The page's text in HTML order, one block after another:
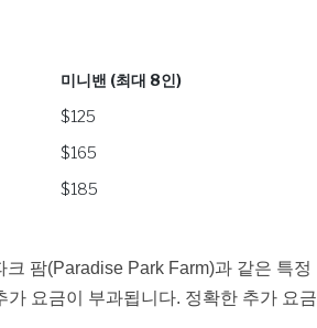
미니밴 (최대 8인)
미니밴 (최대 8인)
$125
$165
$185
팜(Paradise Park Farm)과 같은 특정
요금이 부과됩니다. 정확한 추가 요금